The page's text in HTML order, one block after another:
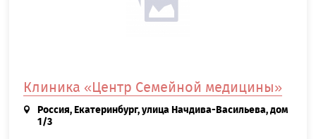
Клиника «Центр Семейной медицины»
Россия, Екатеринбург, улица Начдива-Васильева, дом
1/3